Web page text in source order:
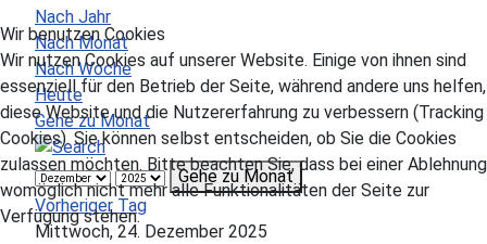
Nach Jahr
Nach Monat
Nach Woche
Heute
Gehe zu Monat
Gehe zu Monat
Vorheriger Tag
Mittwoch, 24. Dezember 2025
Wir benutzen Cookies
Wir nutzen Cookies auf unserer Website. Einige von ihnen sind
essenziell für den Betrieb der Seite, während andere uns helfen,
diese Website und die Nutzererfahrung zu verbessern (Tracking
Cookies). Sie können selbst entscheiden, ob Sie die Cookies
zulassen möchten. Bitte beachten Sie, dass bei einer Ablehnung
womöglich nicht mehr alle Funktionalitäten der Seite zur
Verfügung stehen.